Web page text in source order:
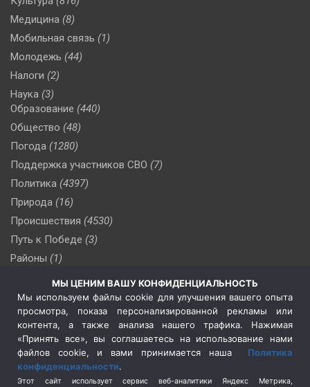
Медицина (8)
Мобильная связь (1)
Молодежь (44)
Налоги (2)
Наука (3)
Образование (440)
Общество (48)
Погода (1280)
Поддержка участников СВО (7)
Политика (4397)
Природа (16)
Происшествия (4530)
Путь к Победе (3)
Районы (1)
(510)
Сельское хозяйство (3)
Социальная политика
(3)
Спецоперация в Украине
Спецоперация на Украине
(404)
Спорт (740)
МЫ ЦЕНИМ ВАШУ КОНФИДЕНЦИАЛЬНОСТЬ
Мы используем файлы cookie для улучшения вашего опыта
просмотра, показа персонализированной рекламы или
контента, а также анализа нашего трафика. Нажимая
«Принять все», вы соглашаетесь на использование нами
файлов cookie, и вами принимается наша Политика
конфиденциальности.
Этот сайт использует сервис веб-аналитики Яндекс Метрика,